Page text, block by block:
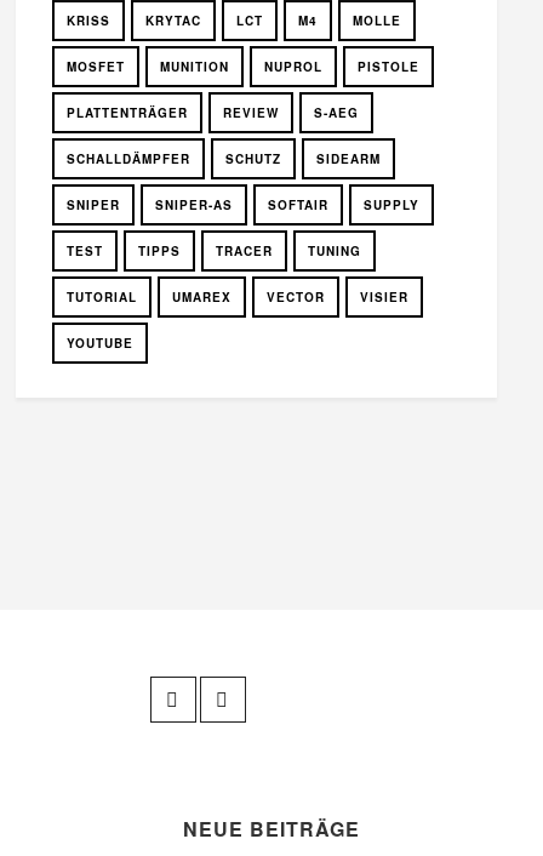
KRISS KRYTAC LCT M4 MOLLE
MOSFET MUNITION NUPROL PISTOLE
PLATTENTRÄGER REVIEW S-AEG
SCHALLDÄMPFER SCHUTZ SIDEARM
SNIPER SNIPER-AS SOFTAIR SUPPLY
TEST TIPPS TRACER TUNING
TUTORIAL UMAREX VECTOR VISIER
YOUTUBE
NEUE BEITRÄGE